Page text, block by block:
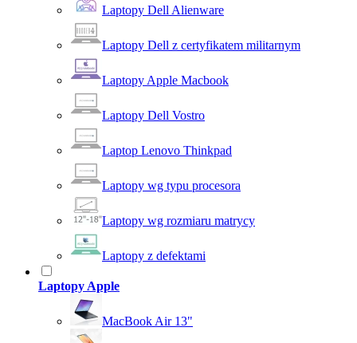
Laptopy Dell Alienware
Laptopy Dell z certyfikatem militarnym
Laptopy Apple Macbook
Laptopy Dell Vostro
Laptop Lenovo Thinkpad
Laptopy wg typu procesora
Laptopy wg rozmiaru matrycy
Laptopy z defektami
Laptopy Apple
MacBook Air 13"